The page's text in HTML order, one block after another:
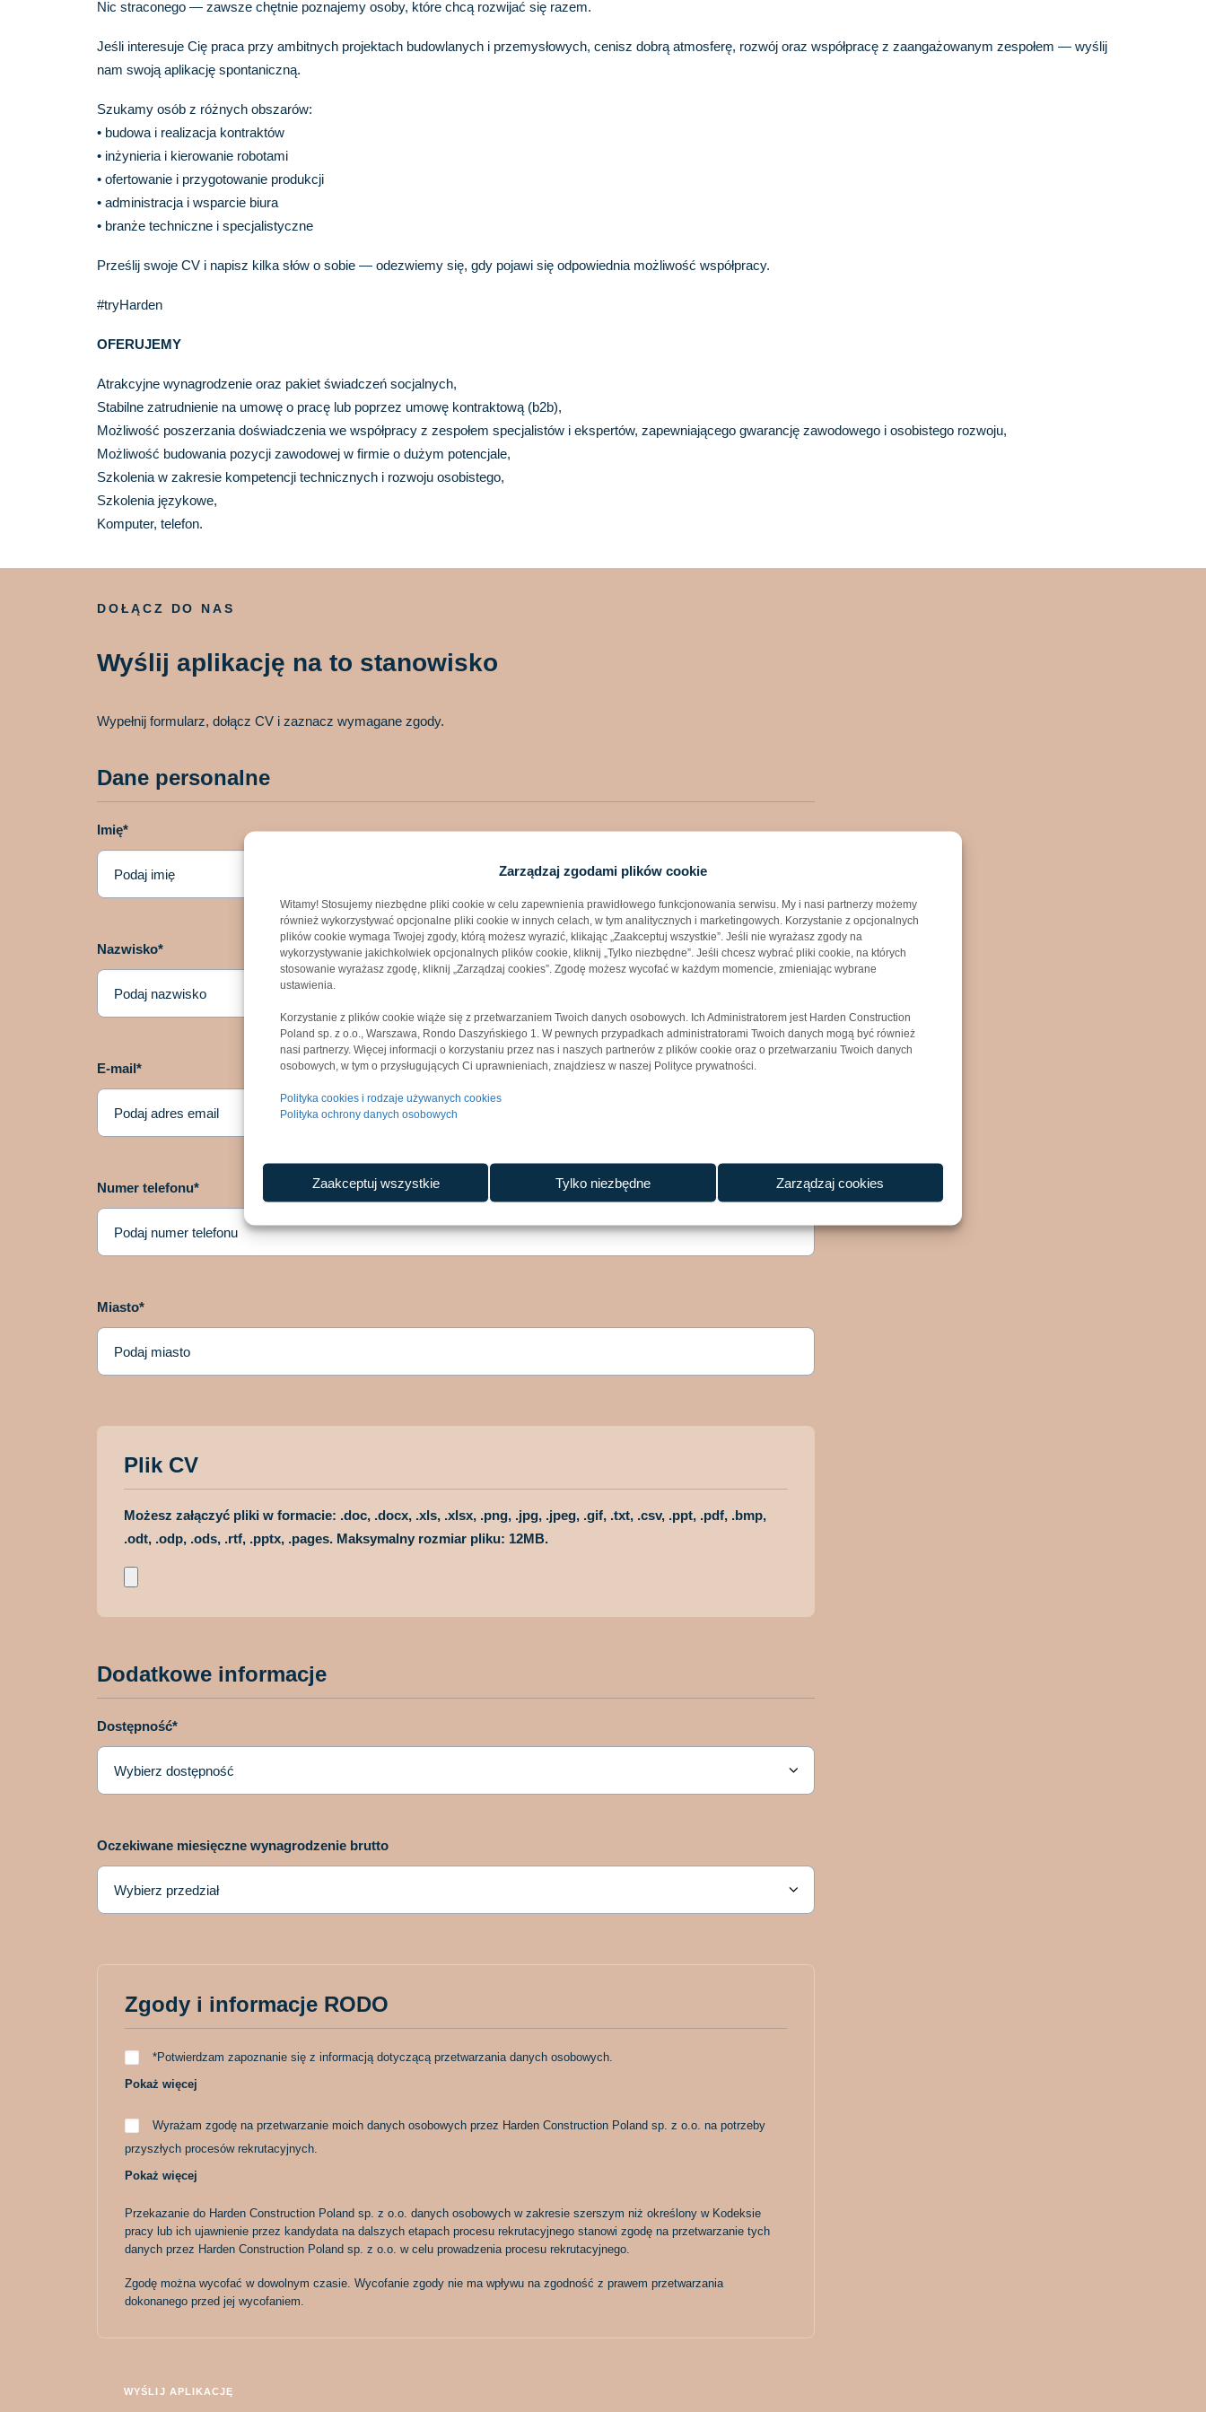
Zarządzaj zgodami plików cookie
Witamy! Stosujemy niezbędne pliki cookie w celu zapewnienia prawidłowego funkcjonowania serwisu. My i nasi partnerzy możemy
również wykorzystywać opcjonalne pliki cookie w innych celach, w tym analitycznych i marketingowych. Korzystanie z opcjonalnych
plików cookie wymaga Twojej zgody, którą możesz wyrazić, klikając „Zaakceptuj wszystkie”. Jeśli nie wyrażasz zgody na
wykorzystywanie jakichkolwiek opcjonalnych plików cookie, kliknij „Tylko niezbędne”. Jeśli chcesz wybrać pliki cookie, na których
stosowanie wyrażasz zgodę, kliknij „Zarządzaj cookies”. Zgodę możesz wycofać w każdym momencie, zmieniając wybrane
ustawienia.
Korzystanie z plików cookie wiąże się z przetwarzaniem Twoich danych osobowych. Ich Administratorem jest Harden Construction
Poland sp. z o.o., Warszawa, Rondo Daszyńskiego 1. W pewnych przypadkach administratorami Twoich danych mogą być również
nasi partnerzy. Więcej informacji o korzystaniu przez nas i naszych partnerów z plików cookie oraz o przetwarzaniu Twoich danych
osobowych, w tym o przysługujących Ci uprawnieniach, znajdziesz w naszej Polityce prywatności.
Polityka cookies i rodzaje używanych cookies
Polityka ochrony danych osobowych
Zaakceptuj wszystkie Tylko niezbędne Zarządzaj cookies
Nic straconego — zawsze chętnie poznajemy osoby, które chcą rozwijać się razem.
Jeśli interesuje Cię praca przy ambitnych projektach budowlanych i przemysłowych, cenisz dobrą atmosferę, rozwój oraz współpracę z zaangażowanym zespołem — wyślij
nam swoją aplikację spontaniczną.
Szukamy osób z różnych obszarów:
• budowa i realizacja kontraktów
• inżynieria i kierowanie robotami
• ofertowanie i przygotowanie produkcji
• administracja i wsparcie biura
• branże techniczne i specjalistyczne
Prześlij swoje CV i napisz kilka słów o sobie — odezwiemy się, gdy pojawi się odpowiednia możliwość współpracy.
#tryHarden
OFERUJEMY
Atrakcyjne wynagrodzenie oraz pakiet świadczeń socjalnych,
Stabilne zatrudnienie na umowę o pracę lub poprzez umowę kontraktową (b2b),
Możliwość poszerzania doświadczenia we współpracy z zespołem specjalistów i ekspertów, zapewniającego gwarancję zawodowego i osobistego rozwoju,
Możliwość budowania pozycji zawodowej w firmie o dużym potencjale,
Szkolenia w zakresie kompetencji technicznych i rozwoju osobistego,
Szkolenia językowe,
Komputer, telefon.
DOŁĄCZ DO NAS
Wyślij aplikację na to stanowisko
Wypełnij formularz, dołącz CV i zaznacz wymagane zgody.
Dane personalne
Imię*
Nazwisko*
E-mail*
Numer telefonu*
Miasto*
Plik CV
Możesz załączyć pliki w formacie: .doc, .docx, .xls, .xlsx, .png, .jpg, .jpeg, .gif, .txt, .csv, .ppt, .pdf, .bmp,
.odt, .odp, .ods, .rtf, .pptx, .pages. Maksymalny rozmiar pliku: 12MB.
Dodatkowe informacje
Dostępność*
Oczekiwane miesięczne wynagrodzenie brutto
Zgody i informacje RODO
*Potwierdzam zapoznanie się z informacją dotyczącą przetwarzania danych osobowych.
Wyrażam zgodę na przetwarzanie moich danych osobowych przez Harden Construction Poland sp. z o.o. na potrzeby
przyszłych procesów rekrutacyjnych.
Przekazanie do Harden Construction Poland sp. z o.o. danych osobowych w zakresie szerszym niż określony w Kodeksie
pracy lub ich ujawnienie przez kandydata na dalszych etapach procesu rekrutacyjnego stanowi zgodę na przetwarzanie tych
danych przez Harden Construction Poland sp. z o.o. w celu prowadzenia procesu rekrutacyjnego.
Zgodę można wycofać w dowolnym czasie. Wycofanie zgody nie ma wpływu na zgodność z prawem przetwarzania
dokonanego przed jej wycofaniem.